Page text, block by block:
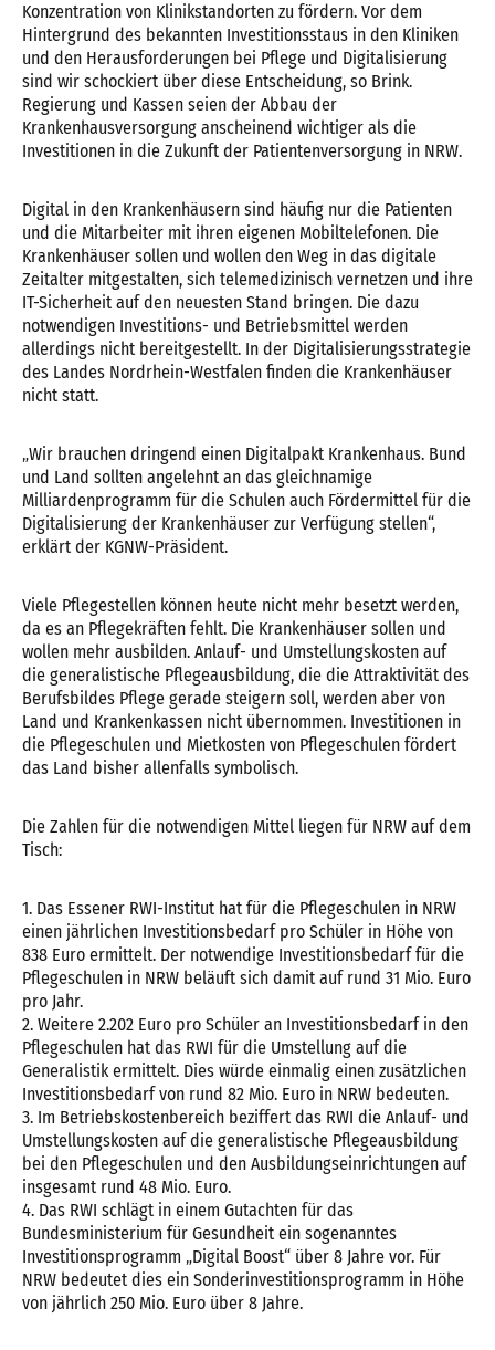
Konzentration von Klinikstandorten zu fördern. Vor dem
Hintergrund des bekannten Investitionsstaus in den Kliniken
und den Herausforderungen bei Pflege und Digitalisierung
sind wir schockiert über diese Entscheidung, so Brink.
Regierung und Kassen seien der Abbau der
Krankenhausversorgung anscheinend wichtiger als die
Investitionen in die Zukunft der Patientenversorgung in NRW.
Digital in den Krankenhäusern sind häufig nur die Patienten
und die Mitarbeiter mit ihren eigenen Mobiltelefonen. Die
Krankenhäuser sollen und wollen den Weg in das digitale
Zeitalter mitgestalten, sich telemedizinisch vernetzen und ihre
IT-Sicherheit auf den neuesten Stand bringen. Die dazu
notwendigen Investitions- und Betriebsmittel werden
allerdings nicht bereitgestellt. In der Digitalisierungsstrategie
des Landes Nordrhein-Westfalen finden die Krankenhäuser
nicht statt.
„Wir brauchen dringend einen Digitalpakt Krankenhaus. Bund
und Land sollten angelehnt an das gleichnamige
Milliardenprogramm für die Schulen auch Fördermittel für die
Digitalisierung der Krankenhäuser zur Verfügung stellen“,
erklärt der KGNW-Präsident.
Viele Pflegestellen können heute nicht mehr besetzt werden,
da es an Pflegekräften fehlt. Die Krankenhäuser sollen und
wollen mehr ausbilden. Anlauf- und Umstellungskosten auf
die generalistische Pflegeausbildung, die die Attraktivität des
Berufsbildes Pflege gerade steigern soll, werden aber von
Land und Krankenkassen nicht übernommen. Investitionen in
die Pflegeschulen und Mietkosten von Pflegeschulen fördert
das Land bisher allenfalls symbolisch.
Die Zahlen für die notwendigen Mittel liegen für NRW auf dem
Tisch:
1. Das Essener RWI-Institut hat für die Pflegeschulen in NRW
einen jährlichen Investitionsbedarf pro Schüler in Höhe von
838 Euro ermittelt. Der notwendige Investitionsbedarf für die
Pflegeschulen in NRW beläuft sich damit auf rund 31 Mio. Euro
pro Jahr.
2. Weitere 2.202 Euro pro Schüler an Investitionsbedarf in den
Pflegeschulen hat das RWI für die Umstellung auf die
Generalistik ermittelt. Dies würde einmalig einen zusätzlichen
Investitionsbedarf von rund 82 Mio. Euro in NRW bedeuten.
3. Im Betriebskostenbereich beziffert das RWI die Anlauf- und
Umstellungskosten auf die generalistische Pflegeausbildung
bei den Pflegeschulen und den Ausbildungseinrichtungen auf
insgesamt rund 48 Mio. Euro.
4. Das RWI schlägt in einem Gutachten für das
Bundesministerium für Gesundheit ein sogenanntes
Investitionsprogramm „Digital Boost“ über 8 Jahre vor. Für
NRW bedeutet dies ein Sonderinvestitionsprogramm in Höhe
von jährlich 250 Mio. Euro über 8 Jahre.